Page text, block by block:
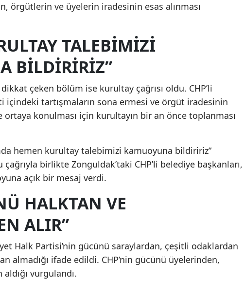
örgütlerin ve üyelerin iradesinin esas alınması
TALEBİMİZİ
BİLDİRİRİZ”
çeken bölüm ise kurultay çağrısı oldu. CHP’li
içindeki tartışmaların sona ermesi ve örgüt iradesinin
konulması için kurultayın bir an önce toplanması
hemen kurultay talebimizi kamuoyuna bildiririz”
birlikte Zonguldak’taki CHP’li belediye başkanları,
açık bir mesaj verdi.
HALKTAN VE
ALIR”
Halk Partisi’nin gücünü saraylardan, çeşitli odaklardan
almadığı ifade edildi. CHP’nin gücünü üyelerinden,
vurgulandı.